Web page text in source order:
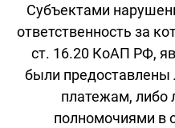
Субъектами
ответственность за
ст. 16.20 КоАП РФ,
были
платежам,
полномочиями в